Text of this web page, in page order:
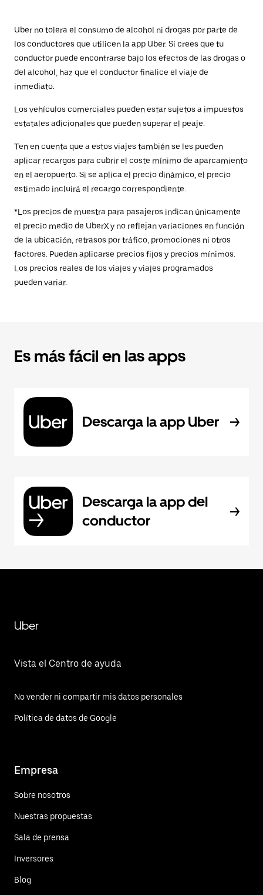
Uber no tolera el consumo de alcohol ni drogas por parte de
los conductores que utilicen la app Uber. Si crees que tu
conductor puede encontrarse bajo los efectos de las drogas o
del alcohol, haz que el conductor finalice el viaje de
inmediato.
Los vehículos comerciales pueden estar sujetos a impuestos
estatales adicionales que pueden superar el peaje.
Ten en cuenta que a estos viajes también se les pueden
aplicar recargos para cubrir el coste mínimo de aparcamiento
en el aeropuerto. Si se aplica el precio dinámico, el precio
estimado incluirá el recargo correspondiente.
*Los precios de muestra para pasajeros indican únicamente
el precio medio de UberX y no reflejan variaciones en función
de la ubicación, retrasos por tráfico, promociones ni otros
factores. Pueden aplicarse precios fijos y precios mínimos.
Los precios reales de los viajes y viajes programados
pueden variar.
Es más fácil en las apps
Descarga la app Uber
Descarga la app del
conductor
Uber
Vista el Centro de ayuda
No vender ni compartir mis datos personales
Política de datos de Google
Empresa
Sobre nosotros
Nuestras propuestas
Sala de prensa
Inversores
Blog